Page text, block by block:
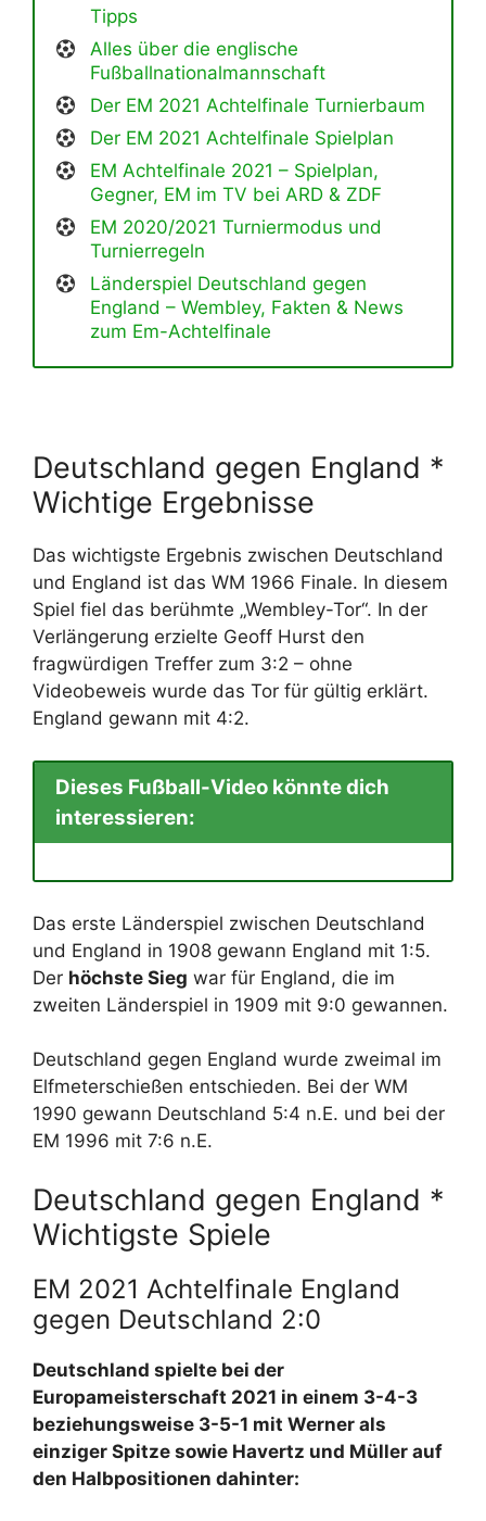
Tipps
Alles über die englische
Fußballnationalmannschaft
Der EM 2021 Achtelfinale Turnierbaum
Der EM 2021 Achtelfinale Spielplan
EM Achtelfinale 2021 – Spielplan,
Gegner, EM im TV bei ARD & ZDF
EM 2020/2021 Turniermodus und
Turnierregeln
Länderspiel Deutschland gegen
England – Wembley, Fakten & News
zum Em-Achtelfinale
Deutschland gegen England *
Wichtige Ergebnisse
Das wichtigste Ergebnis zwischen Deutschland
und England ist das WM 1966 Finale. In diesem
Spiel fiel das berühmte „Wembley-Tor“. In der
Verlängerung erzielte Geoff Hurst den
fragwürdigen Treffer zum 3:2 – ohne
Videobeweis wurde das Tor für gültig erklärt.
England gewann mit 4:2.
Dieses Fußball-Video könnte dich
interessieren:
Das erste Länderspiel zwischen Deutschland
und England in 1908 gewann England mit 1:5.
Der höchste Sieg war für England, die im
zweiten Länderspiel in 1909 mit 9:0 gewannen.
Deutschland gegen England wurde zweimal im
Elfmeterschießen entschieden. Bei der WM
1990 gewann Deutschland 5:4 n.E. und bei der
EM 1996 mit 7:6 n.E.
Deutschland gegen England *
Wichtigste Spiele
EM 2021 Achtelfinale England
gegen Deutschland 2:0
Deutschland spielte bei der
Europameisterschaft 2021 in einem 3-4-3
beziehungsweise 3-5-1 mit Werner als
einziger Spitze sowie Havertz und Müller auf
den Halbpositionen dahinter: